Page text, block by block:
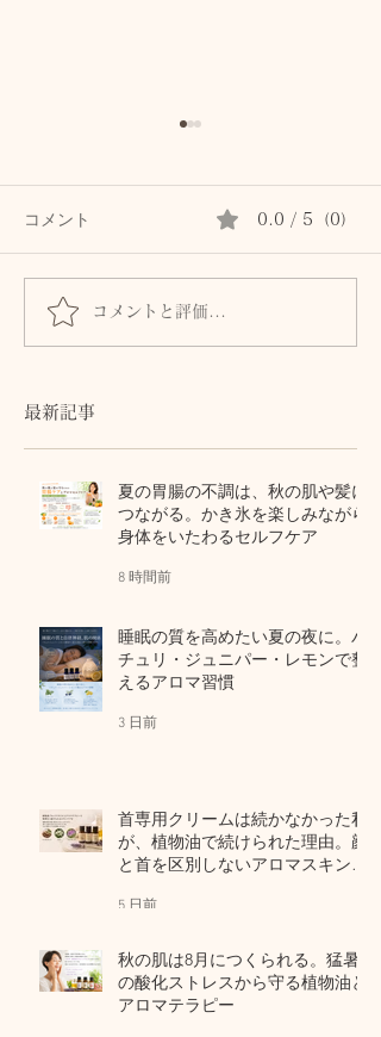
首専用クリームは続かな
かった私が、植物油で続
区別しないアロマスキン
コメント 0.0 / 5（0）
コメントと評価...
最新記事
夏の胃腸の不調は、秋の肌や髪に
つながる。かき氷を楽しみながら
身体をいたわるセルフケア
8 時間前
睡眠の質を高めたい夏の夜に。パ
チュリ・ジュニパー・レモンで整
えるアロマ習慣
3 日前
首専用クリームは続かなかった私
が、植物油で続けられた理由。顔
と首を区別しないアロマスキンケ
5 日前
秋の肌は8月につくられる。猛暑
の酸化ストレスから守る植物油と
アロマテラピー